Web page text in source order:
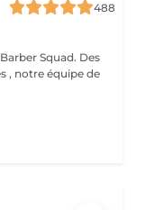
488
Squad. Des
, notre équipe de